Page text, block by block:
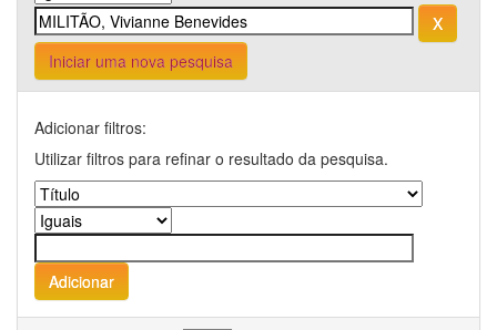
Iniciar uma nova pesquisa
Adicionar filtros:
Utilizar filtros para refinar o resultado da pesquisa.